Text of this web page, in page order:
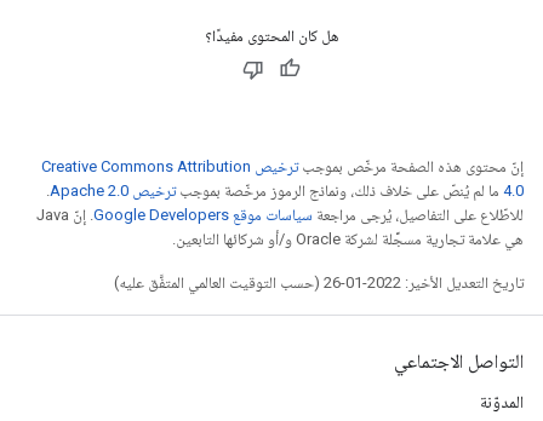
هل كان المحتوى مفيدًا؟
إنّ محتوى هذه الصفحة مرخّص بموجب
ترخيص Creative Commons Attribution
4.0‏ ما لم يُنصّ على خلاف ذلك، ونماذج الرموز مرخّصة بموجبترخيص Apache 2.0‏
للاطّلاع على التفاصيل، يُرجى مراجعة سياسات موقع Google Developers‏
. إنّ Java
هي علامة تجارية مسجَّلة لشركة Oracle و/أو شركائها التابعين.
تاريخ التعديل الأخير: 2022-01-26 (حسب التوقيت العالمي المتفَّق عليه)
التواصل الاجتماعي
المدوّنة